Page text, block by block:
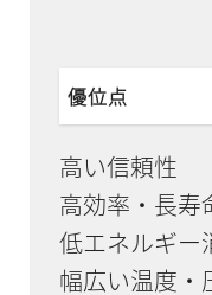
優位点
高い信頼性
高効率・長寿
低エネルギー
幅広い温度・